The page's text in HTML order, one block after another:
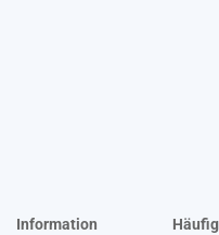
Information